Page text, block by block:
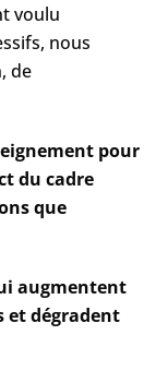
voulu
nous
de
pour
du cadre
que
augmentent
et dégradent